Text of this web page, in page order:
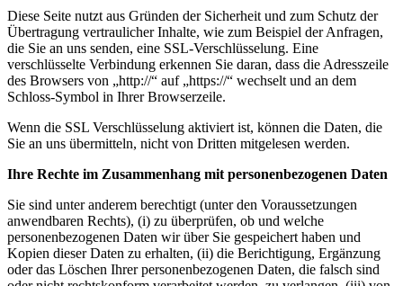
Diese Seite nutzt aus Gründen der Sicherheit und zum Schutz der
Übertragung vertraulicher Inhalte, wie zum Beispiel der Anfragen,
die Sie an uns senden, eine SSL-Verschlüsselung. Eine
verschlüsselte Verbindung erkennen Sie daran, dass die Adresszeile
des Browsers von „http://“ auf „https://“ wechselt und an dem
Schloss-Symbol in Ihrer Browserzeile.
Wenn die SSL Verschlüsselung aktiviert ist, können die Daten, die
Sie an uns übermitteln, nicht von Dritten mitgelesen werden.
Ihre Rechte im Zusammenhang mit personenbezogenen Daten
Sie sind unter anderem berechtigt (unter den Voraussetzungen
anwendbaren Rechts), (i) zu überprüfen, ob und welche
personenbezogenen Daten wir über Sie gespeichert haben und
Kopien dieser Daten zu erhalten, (ii) die Berichtigung, Ergänzung
oder das Löschen Ihrer personenbezogenen Daten, die falsch sind